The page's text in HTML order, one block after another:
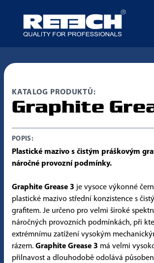
KATALOG PRODUKTŮ:
Graphite
POPIS:
Plastické mazivo s čistým práškovým
náročné provozní podmínky.
Graphite Grease 3 je vysoce výkonné
plastické mazivo střední konzistence s
grafitem. Je určeno pro velmi široké
náročných provozních podmínkách, při
extrémnímu zatížení vysokým
rázem. Graphite Grease 3 má velmi
přilnavost a dlouhodobě odolává